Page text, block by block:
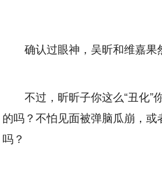
确认过眼神，吴昕和维嘉果
不过，昕昕子你这么“丑化”
的吗？不怕见面被弹脑瓜崩，或
吗？